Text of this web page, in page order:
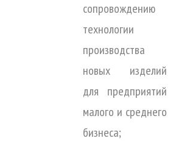
сопровождению
технологии
производства
новых изделий
для предприятий
малого и среднего
бизнеса;